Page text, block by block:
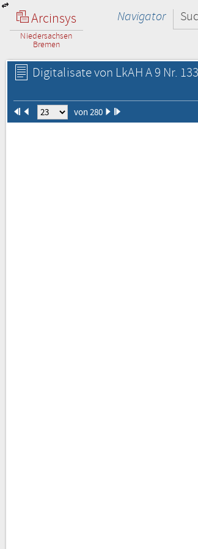
Arcinsys
Niedersachsen
Bremen
Navigator
Digitalisate von LkAH A 9 Nr.
von 280